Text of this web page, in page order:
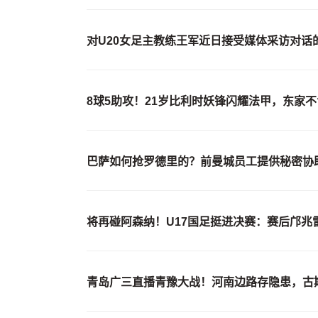
对U20女足主教练王军近日接受媒体采访对话
8球5助攻！21岁比利时妖锋闪耀法甲，东家
巴萨如何抢罗德里的？前曼城员工提供秘密
将再碰阿森纳！U17国足挺进决赛：赛后邝兆
青岛广三直播青豫大战！河南边路存隐患，